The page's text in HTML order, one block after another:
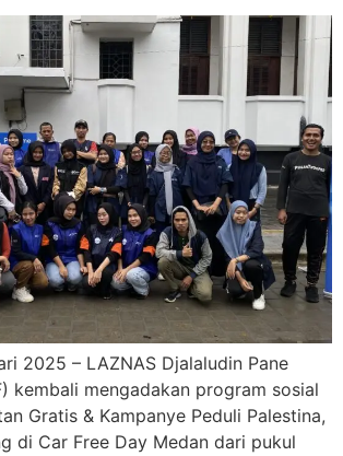
2025 – LAZNAS Djalaludin Pane
kembali mengadakan program sosial
Gratis & Kampanye Peduli Palestina,
di Car Free Day Medan dari pukul